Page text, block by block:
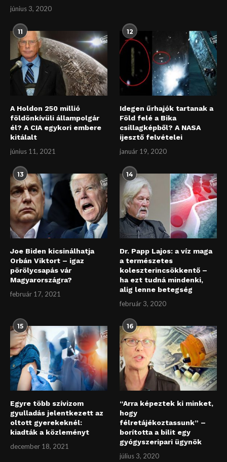
június 3, 2020
11
A Holdon 250 millió
földönkívüli állampolgár
él? A CIA egykori embere
kitálalt
június 11, 2021
12
Idegen űrhajók tartanak a
Föld felé a Bika
csillagképből? A NASA
ijesztő felvételei
január 19, 2020
13
Joe Biden kicsinálhatja
Orbán Viktort – igaz
pörölycsapás vár
Magyarországra?
február 17, 2021
14
Dr. Papp Lajos: a víz maga
a természetes
koleszterincsökkentő –
ha ezt tudná mindenki,
alig lenne betegség
február 3, 2020
15
Egyre több szívizom
gyulladás jelentkezett az
oltott gyerekeknél:
kiadták a közleményt
december 18, 2021
16
“Arra képeztek ki minket,
hogy
félretájékoztassunk” –
borította a bilit egy
gyógyszeripari ügynök
július 3, 2020